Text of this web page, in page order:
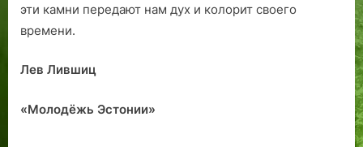
эти камни передают нам дух и колорит своего
времени.
Лев Лившиц
«Молодёжь Эстонии»